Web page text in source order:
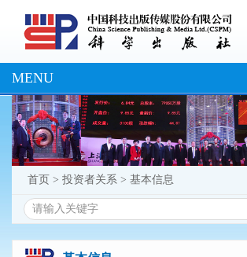
MENU
首页 > 投资者关系 > 基本信息